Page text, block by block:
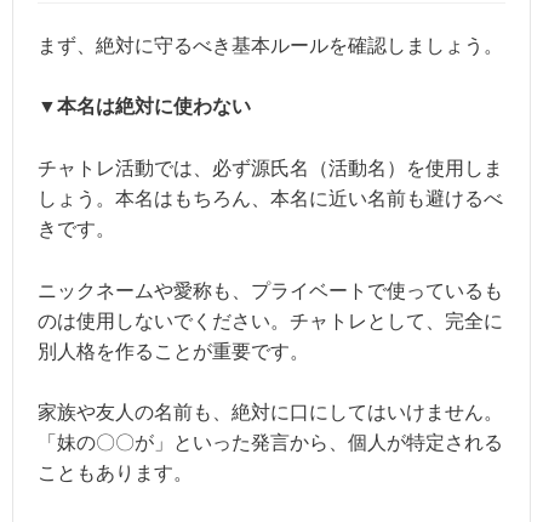
まず、絶対に守るべき基本ルールを確認しましょう。
▼本名は絶対に使わない
チャトレ活動では、必ず源氏名（活動名）を使用しま
しょう。本名はもちろん、本名に近い名前も避けるべ
きです。
ニックネームや愛称も、プライベートで使っているも
のは使用しないでください。チャトレとして、完全に
別人格を作ることが重要です。
家族や友人の名前も、絶対に口にしてはいけません。
「妹の〇〇が」といった発言から、個人が特定される
こともあります。